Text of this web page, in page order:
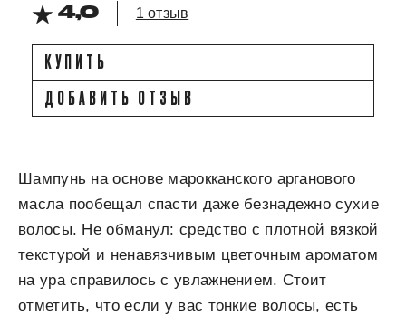
4,0
1 отзыв
КУПИТЬ
ДОБАВИТЬ ОТЗЫВ
Шампунь на основе марокканского арганового
масла пообещал спасти даже безнадежно сухие
волосы. Не обманул: средство с плотной вязкой
текстурой и ненавязчивым цветочным ароматом
на ура справилось с увлажнением. Стоит
отметить, что если у вас тонкие волосы, есть